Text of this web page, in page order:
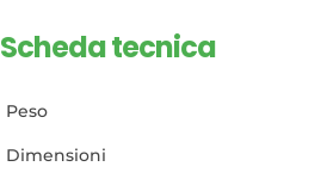
Scheda tecnica
Peso
Dimensioni